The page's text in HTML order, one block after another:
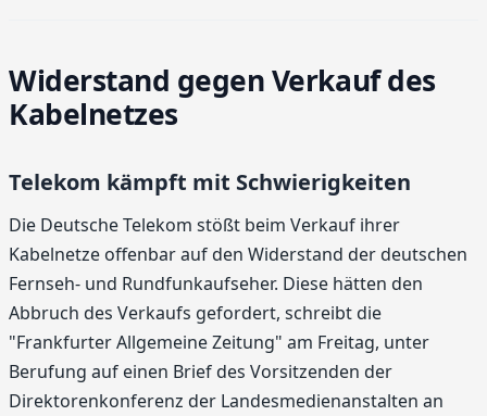
Widerstand gegen Verkauf des
Kabelnetzes
Telekom kämpft mit Schwierigkeiten
Die Deutsche Telekom stößt beim Verkauf ihrer
Kabelnetze offenbar auf den Widerstand der deutschen
Fernseh- und Rundfunkaufseher. Diese hätten den
Abbruch des Verkaufs gefordert, schreibt die
"Frankfurter Allgemeine Zeitung" am Freitag, unter
Berufung auf einen Brief des Vorsitzenden der
Direktorenkonferenz der Landesmedienanstalten an